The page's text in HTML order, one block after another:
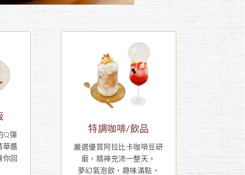
Q彈
華醬
你回
特調咖啡/飲品
嚴選優質阿拉比卡咖啡豆研
磨，精神充沛一整天。
夢幻氣泡飲，趣味滿點。